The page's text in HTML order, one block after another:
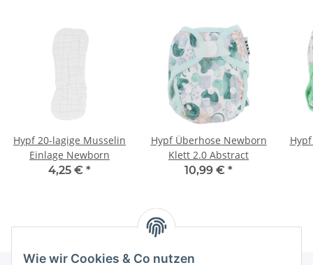
Hypf 20-lagige Musselin
Einlage Newborn
4,25 € *
Hypf Überhose Newborn
Klett 2.0 Abstract
10,99 € *
Wie wir Cookies & Co nutzen